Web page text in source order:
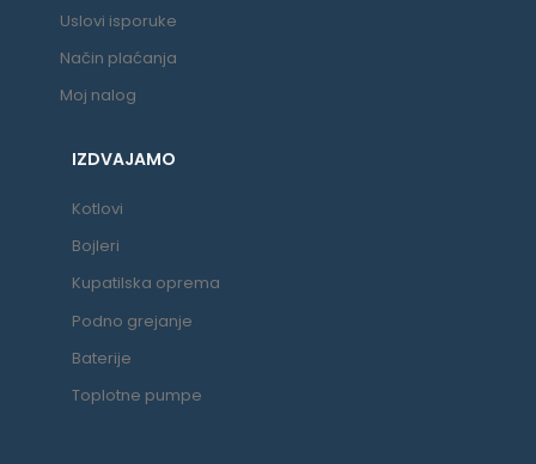
Uslovi isporuke
Način plaćanja
Moj nalog
IZDVAJAMO
Kotlovi
Bojleri
Kupatilska oprema
Podno grejanje
Baterije
Toplotne pumpe